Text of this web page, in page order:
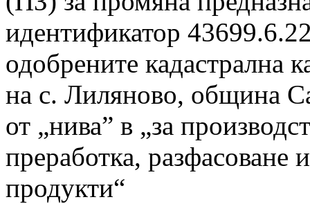
идентификатор
одобрените кадастрална
на с. Лиляново, община
от „нива” в „за
преработка, разфасоване
продукти“